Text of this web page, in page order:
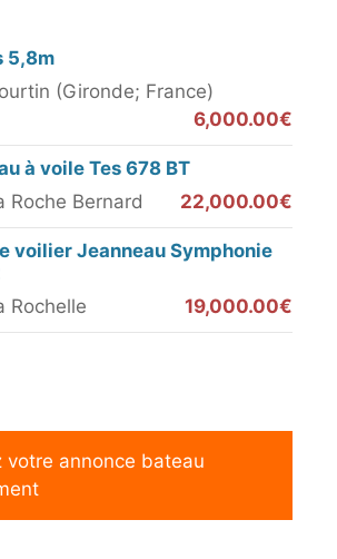
5,8m
(Gironde; France)
6,000.00€
à voile Tes 678 BT
Roche Bernard
22,000.00€
voilier Jeanneau Symphonie
Rochelle
19,000.00€
votre annonce bateau